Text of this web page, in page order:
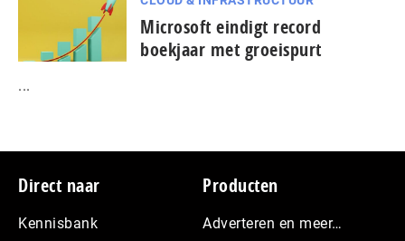
Microsoft eindigt record
boekjaar met groeispurt
...
Footer
Direct naar
Kennisbank
Producten
Adverteren en meer…